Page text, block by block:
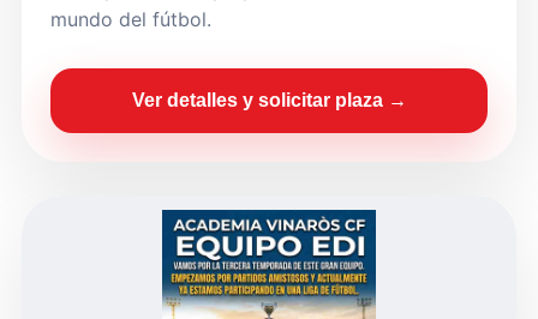
mundo del fútbol.
Ver detalles y solicitar plaza →